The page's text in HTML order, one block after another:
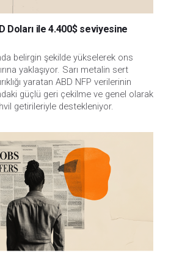
Doları ile 4.400$ seviyesine
belirgin şekilde yükselerek ons
yaklaşıyor. Sarı metalin sert
yaratan ABD NFP verilerinin
güçlü geri çekilme ve genel olarak
getirileriyle destekleniyor.